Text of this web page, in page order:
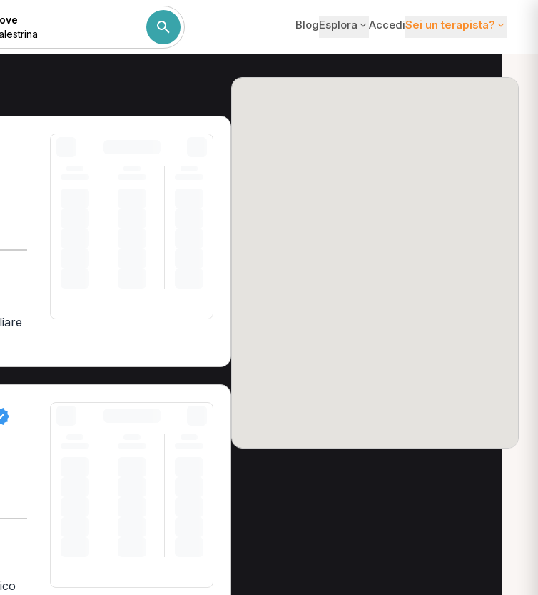
BlogEsplora AccediSei un terapista?